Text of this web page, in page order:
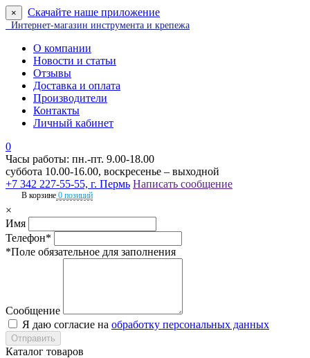
× Скачайте наше приложение
Интернет-магазин инструмента и крепежа
О компании
Новости и статьи
Отзывы
Доставка и оплата
Производители
Контакты
Личный кабинет
0
Часы работы: пн.-пт. 9.00-18.00
суббота 10.00-16.00, воскресенье – выходной
+7 342 227-55-55, г. Пермь Написать сообщение
В корзине 0 позиций
×
Имя
Телефон*
*Поле обязательное для заполнения
Сообщение
Я даю согласие на обработку персональных данных
Каталог товаров